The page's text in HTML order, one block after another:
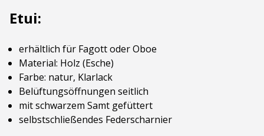
Etui:
erhältlich für Fagott oder Oboe
Material: Holz (Esche)
Farbe: natur, Klarlack
Belüftungsöffnungen seitlich
mit schwarzem Samt gefüttert
selbstschließendes Federscharnier